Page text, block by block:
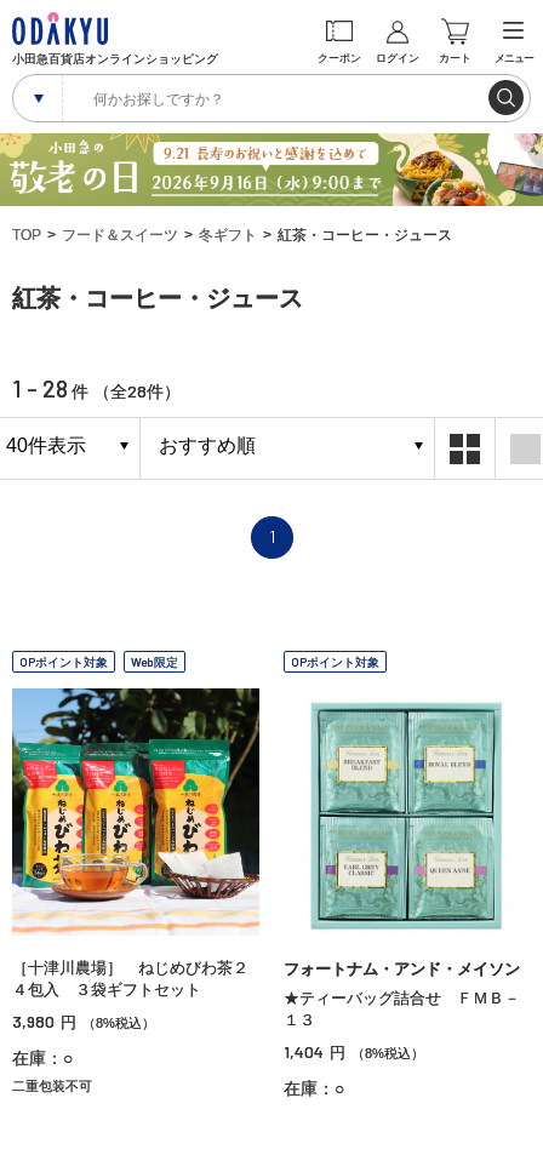
小田急百貨店オンラインショッピング クーポン ログイン カート メニュー
TOP フード＆スイーツ 冬ギフト 紅茶・コーヒー・ジュース
紅茶・コーヒー・ジュース
1 - 28 件 （全28件）
1
OPポイント対象 Web限定
［十津川農場］ ねじめびわ茶２
４包入 ３袋ギフトセット
3,980 円 （8%税込）
在庫：○
二重包装不可
OPポイント対象
フォートナム・アンド・メイソン
★ティーバッグ詰合せ ＦＭＢ－
１３
1,404 円 （8%税込）
在庫：○